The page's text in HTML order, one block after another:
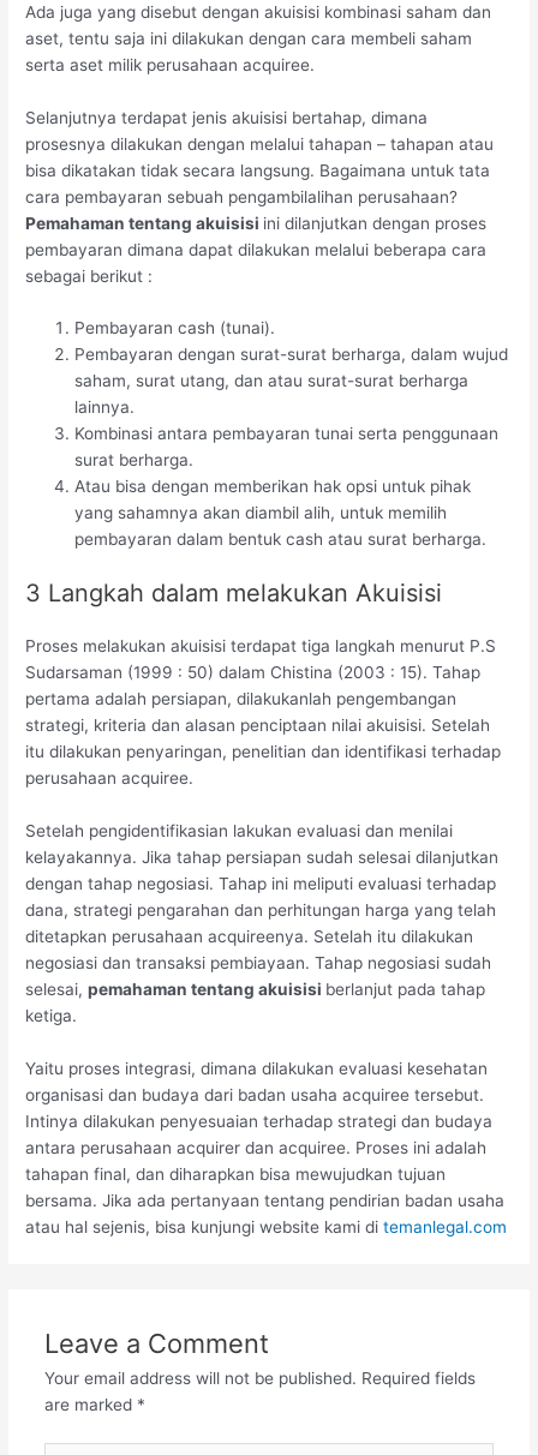
Ada juga yang disebut dengan akuisisi kombinasi saham dan
aset, tentu saja ini dilakukan dengan cara membeli saham
serta aset milik perusahaan acquiree.
Selanjutnya terdapat jenis akuisisi bertahap, dimana
prosesnya dilakukan dengan melalui tahapan – tahapan atau
bisa dikatakan tidak secara langsung. Bagaimana untuk tata
cara pembayaran sebuah pengambilalihan perusahaan?
Pemahaman tentang akuisisi ini dilanjutkan dengan proses
pembayaran dimana dapat dilakukan melalui beberapa cara
sebagai berikut :
Pembayaran cash (tunai).
Pembayaran dengan surat-surat berharga, dalam wujud
saham, surat utang, dan atau surat-surat berharga
lainnya.
Kombinasi antara pembayaran tunai serta penggunaan
surat berharga.
Atau bisa dengan memberikan hak opsi untuk pihak
yang sahamnya akan diambil alih, untuk memilih
pembayaran dalam bentuk cash atau surat berharga.
3 Langkah dalam melakukan Akuisisi
Proses melakukan akuisisi terdapat tiga langkah menurut P.S
Sudarsaman (1999 : 50) dalam Chistina (2003 : 15). Tahap
pertama adalah persiapan, dilakukanlah pengembangan
strategi, kriteria dan alasan penciptaan nilai akuisisi. Setelah
itu dilakukan penyaringan, penelitian dan identifikasi terhadap
perusahaan acquiree.
Setelah pengidentifikasian lakukan evaluasi dan menilai
kelayakannya. Jika tahap persiapan sudah selesai dilanjutkan
dengan tahap negosiasi. Tahap ini meliputi evaluasi terhadap
dana, strategi pengarahan dan perhitungan harga yang telah
ditetapkan perusahaan acquireenya. Setelah itu dilakukan
negosiasi dan transaksi pembiayaan. Tahap negosiasi sudah
selesai,pemahaman tentang akuisisi berlanjut pada tahap
ketiga.
Yaitu proses integrasi, dimana dilakukan evaluasi kesehatan
organisasi dan budaya dari badan usaha acquiree tersebut.
Intinya dilakukan penyesuaian terhadap strategi dan budaya
antara perusahaan acquirer dan acquiree. Proses ini adalah
tahapan final, dan diharapkan bisa mewujudkan tujuan
bersama. Jika ada pertanyaan tentang pendirian badan usaha
atau hal sejenis, bisa kunjungi website kami ditemanlegal.com
Leave a Comment
Your email address will not be published. Required fields
are marked *